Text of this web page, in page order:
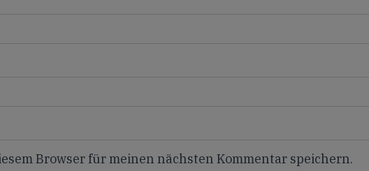
Browser für meinen nächsten Kommentar speichern.